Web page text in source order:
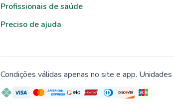
Profissionais de saúde
Preciso de ajuda
Condições válidas apenas no site e app.